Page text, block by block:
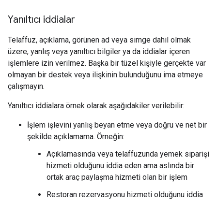
Yanıltıcı iddialar
Telaffuz, açıklama, görünen ad veya simge dahil olmak
üzere, yanlış veya yanıltıcı bilgiler ya da iddialar içeren
işlemlere izin verilmez. Başka bir tüzel kişiyle gerçekte var
olmayan bir destek veya ilişkinin bulunduğunu ima etmeye
çalışmayın.
Yanıltıcı iddialara örnek olarak aşağıdakiler verilebilir:
İşlem işlevini yanlış beyan etme veya doğru ve net bir
şekilde açıklamama. Örneğin:
Açıklamasında veya telaffuzunda yemek siparişi
hizmeti olduğunu iddia eden ama aslında bir
ortak araç paylaşma hizmeti olan bir işlem
Restoran rezervasyonu hizmeti olduğunu iddia